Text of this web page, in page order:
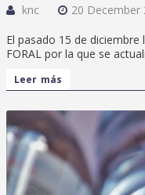
knc 20
El pasado 15 de
FORAL por la que se
Leer más